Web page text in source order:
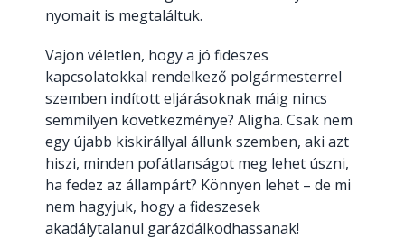
nyomait is megtaláltuk.
Vajon véletlen, hogy a jó fideszes
kapcsolatokkal rendelkező polgármesterrel
szemben indított eljárásoknak máig nincs
semmilyen következménye? Aligha. Csak nem
egy újabb kiskirállyal állunk szemben, aki azt
hiszi, minden pofátlanságot meg lehet úszni,
ha fedez az állampárt? Könnyen lehet – de mi
nem hagyjuk, hogy a fideszesek
akadálytalanul garázdálkodhassanak!